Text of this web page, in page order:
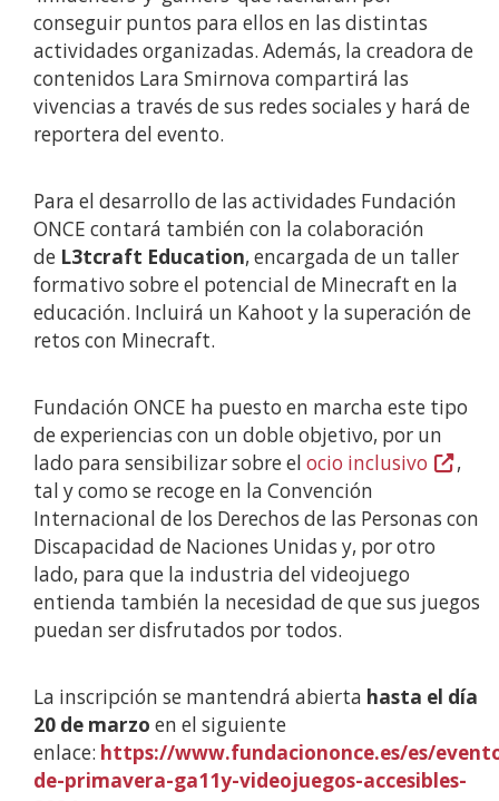
conseguir puntos para ellos en las distintas
actividades organizadas. Además, la creadora de
contenidos Lara Smirnova compartirá las
vivencias a través de sus redes sociales y hará de
reportera del evento.
Para el desarrollo de las actividades Fundación
ONCE contará también con la colaboración
de L3tcraft Education, encargada de un taller
formativo sobre el potencial de Minecraft en la
educación. Incluirá un Kahoot y la superación de
retos con Minecraft.
Fundación ONCE ha puesto en marcha este tipo
de experiencias con un doble objetivo, por un
lado para sensibilizar sobre el ocio inclusivo (Abrir
vent�
nova)
,
tal y como se recoge en la Convención
Internacional de los Derechos de las Personas con
Discapacidad de Naciones Unidas y, por otro
lado, para que la industria del videojuego
entienda también la necesidad de que sus juegos
puedan ser disfrutados por todos.
La inscripción se mantendrá abierta hasta el día
20 de marzo en el siguiente
enlace: https://www.fundaciononce.es/es/
de-primavera-ga11y-videojuegos-accesibles-